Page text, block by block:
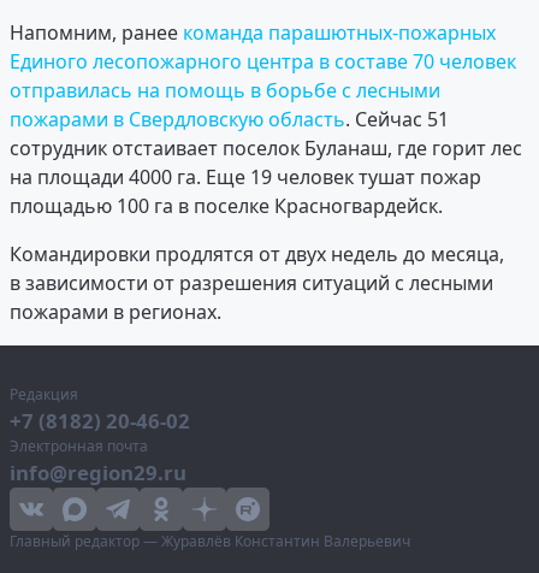
Напомним, ранее команда парашютных-пожарных
Единого лесопожарного центра в составе 70 человек
отправилась на помощь в борьбе с лесными
пожарами в Свердловскую область. Сейчас 51
сотрудник отстаивает поселок Буланаш, где горит лес
на площади 4000 га. Еще 19 человек тушат пожар
площадью 100 га в поселке Красногвардейск.
Командировки продлятся от двух недель до месяца,
в зависимости от разрешения ситуаций с лесными
пожарами в регионах.
Редакция
+7 (8182) 20-46-02
Электронная почта
info@region29.ru
Главный редактор — Журавлёв Константин Валерьевич